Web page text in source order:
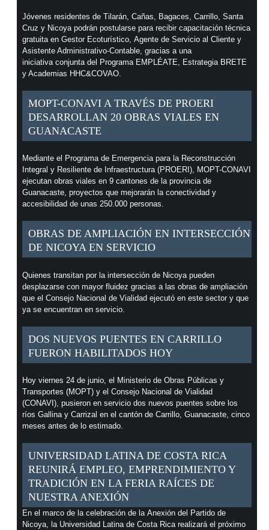
Jóvenes residentes de Tilarán, Cañas, Bagaces, Carrillo, Santa
Cruz y Nicoya podrán postularse para recibir capacitación técnica
gratuita en Gestor Ecoturístico, Agente de Servicio al Cliente y
Asistente Administrativo-Contable, gracias a una
iniciativa conjunta del Programa EMPLÉATE, Estrategia BRETE
y Academias HHC&COVAO.
MOPT-CONAVI A TRAVÉS DE PROERI
DESARROLLAN 20 OBRAS VIALES EN
GUANACASTE
Mediante el Programa de Emergencia para la Reconstrucción
Integral y Resiliente de Infraestructura (PROERI), MOPT-CONAVI
ejecutan obras viales en 9 cantones de la provincia de
Guanacaste, proyectos que mejorarán la conectividad y
accesibilidad de unas 250.000 personas.
OBRAS DE AMPLIACIÓN EN INTERSECCIÓN
DE NICOYA EN SERVICIO
Quienes transitan por la intersección de Nicoya pueden
desplazarse con mayor fluidez gracias a las obras de ampliación
que el Consejo Nacional de Vialidad ejecutó en este sector y que
ya se encuentran en servicio.
DOS NUEVOS PUENTES EN CARRILLO
FUERON HABILITADOS HOY
Hoy viernes 24 de junio, el Ministerio de Obras Públicas y
Transportes (MOPT) y el Consejo Nacional de Vialidad
(CONAVI), pusieron en servicio dos nuevos puentes sobre los
ríos Gallina y Carrizal en el cantón de Carrillo, Guanacaste, cinco
meses antes de lo estimado.
UNIVERSIDAD LATINA DE COSTA RICA
REUNIRÁ EMPLEO, EMPRENDIMIENTO Y
TRADICIÓN EN LA FERIA RAÍCES DE
NUESTRA ANEXIÓN
En el marco de la celebración de la Anexión del Partido de
Nicoya, la Universidad Latina de Costa Rica realizará el próximo